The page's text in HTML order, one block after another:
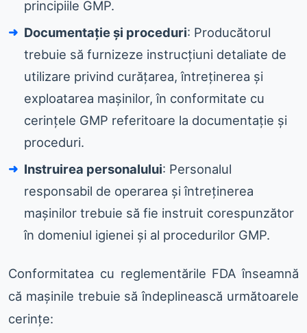
principiile GMP.
Documentație și proceduri: Producătorul
trebuie să furnizeze instrucțiuni detaliate de
utilizare privind curățarea, întreținerea și
exploatarea mașinilor, în conformitate cu
cerințele GMP referitoare la documentație și
proceduri.
Instruirea personalului: Personalul
responsabil de operarea și întreținerea
mașinilor trebuie să fie instruit corespunzător
în domeniul igienei și al procedurilor GMP.
Conformitatea cu reglementările FDA înseamnă
că mașinile trebuie să îndeplinească următoarele
cerințe: